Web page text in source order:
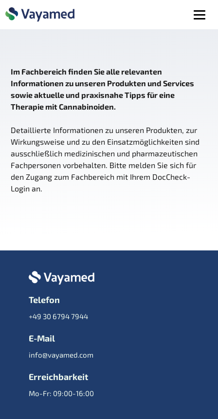
Im Fachbereich finden Sie alle relevanten
Informationen zu unseren Produkten und Services
sowie aktuelle und praxisnahe Tipps für eine
Therapie mit Cannabinoiden.
Detaillierte Informationen zu unseren Produkten, zur
Wirkungsweise und zu den Einsatzmöglichkeiten sind
ausschließlich medizinischen und pharmazeutischen
Fachpersonen vorbehalten. Bitte melden Sie sich für
den Zugang zum Fachbereich mit Ihrem DocCheck-
Login an.
Telefon
+49 30 6794 7944
E-Mail
info@vayamed.com
Erreichbarkeit
Mo-Fr: 09:00-16:00